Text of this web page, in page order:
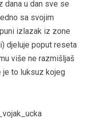
u dan sve se
sa svojim
izlazak iz zone
djeluje poput reseta
više ne razmišljaš
je to luksuz kojeg